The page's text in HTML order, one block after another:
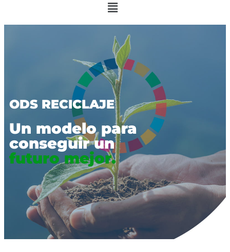
ODS RECICLAJE
Un modelo para
conseguir un
futuro mejor.